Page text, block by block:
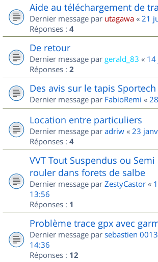
Aide au téléchargement de
Dernier message par utagawa « 21
Réponses : 4
De retour
Dernier message par gerald_83 « 14
Réponses : 2
Des avis sur le tapis Sportech
Dernier message par FabioRemi «
Location entre particuliers
Dernier message par adriw « 23
Réponses : 4
VVT Tout Suspendus ou
rouler dans forets de salbe
Dernier message par ZestyCastor «
13:56
Réponses : 1
Problème trace gpx avec
Dernier message par sebastien 0013
14:36
Réponses : 12